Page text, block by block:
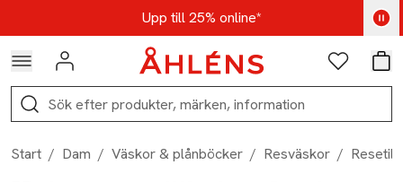
Hoppa till navigationsmenynUpp till 25% online*
Kod: AUG25 - Shoppa nu
Logga in Favoriter
Sök
Start / Dam / Väskor & plånböcker / Resväskor /